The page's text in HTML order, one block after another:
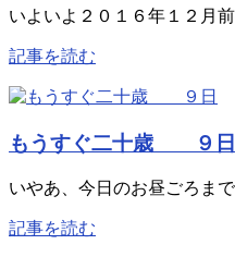
いよいよ２０１６年１２月
記事を読む
もうすぐ二十歳 ９日
いやあ、今日のお昼ごろま
記事を読む